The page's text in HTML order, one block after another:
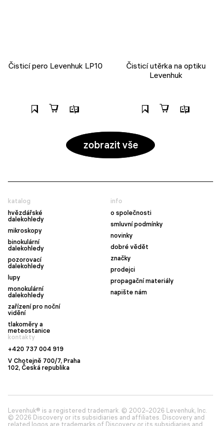
Čisticí pero Levenhuk LP10
Čisticí utěrka na optiku
Levenhuk
zobrazit vše
katalog
hvězdářské
dalekohledy
mikroskopy
binokulární
dalekohledy
pozorovací
dalekohledy
lupy
monokulární
dalekohledy
zařízení pro noční
vidění
tlakoměry a
meteostanice
info
o společnosti
smluvní podmínky
novinky
dobré vědět
značky
prodejci
propagační materiály
napište nám
kontakty
+420 737 004 919
V Chotejně 700/7, Praha
102, Česká republika
Levenhuk® is a registered trademark. © 2002–2026 Levenhuk, Inc.
© 2026 Discovery or its subsidiaries and affiliates. Discovery and
related logos are trademarks of Discovery or its subsidiaries and